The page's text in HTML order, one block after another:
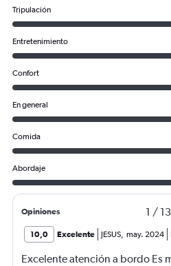
Tripulación
Entretenimiento
Confort
En general
Comida
Abordaje
Opiniones 1 / 13
10,0 Excelente JESUS, may. 2024
Excelente atención a bordo Es